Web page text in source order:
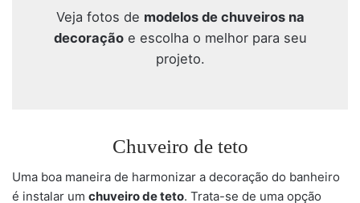
Veja fotos de modelos de chuveiros na
decoraçãoe escolha o melhor para seu
projeto.
Chuveiro de teto
Uma boa maneira de harmonizar a decoração do banheiro
é instalar um chuveiro de teto. Trata-se de uma opção